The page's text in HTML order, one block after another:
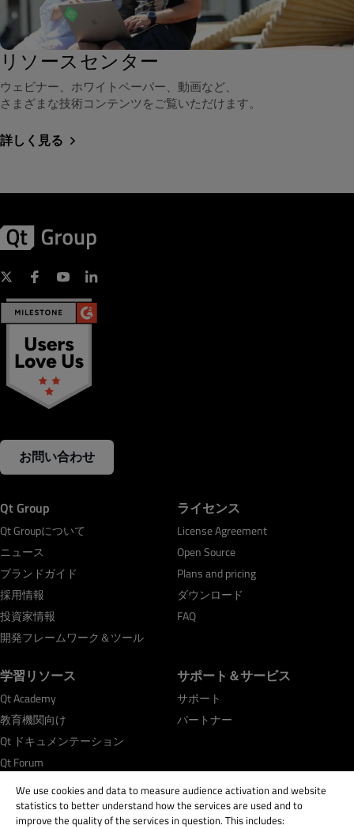
リソースセンター
ウェビナー、ホワイトペーパー、動画など、
さまざまな技術コンテンツをご覧いただけます。
詳しく見る
お問い合わせ
Qt Group
Qt Groupについて
ニュース
ブランドガイド
採用情報
投資家情報
開発フレームワーク＆ツール
ライセンス
License Agreement
Open Source
Plans and pricing
ダウンロード
FAQ
学習リソース
Qt Academy
教育機関向け
Qt ドキュメンテーション
Qt Forum
サポート＆サービス
サポート
パートナー
We use cookies and data to measure audience activation and website
statistics to better understand how the services are used and to
improve the quality of the services in question. This includes: